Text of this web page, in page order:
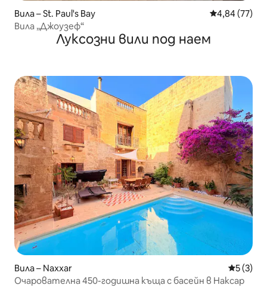
Вила – St. Paul's Bay Средна
4,84 (77)
Вила „Джоузеф“
Луксозни вили под наем
Вила – Naxxar Средна
5 (3)
Очарователна 450-годишна къща с басейн в Наксар